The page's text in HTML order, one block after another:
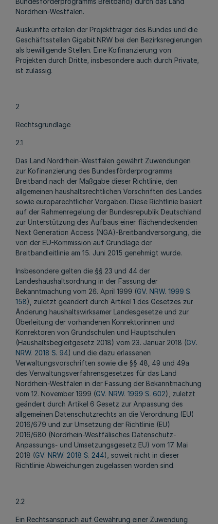
Nordrhein-Westfalen.
Auskünfte erteilen der Projektträger des Bundes und die
Geschäftsstellen Gigabit.NRW bei den Bezirksregierungen
als bewilligende Stellen. Eine Kofinanzierung von
Projekten durch Dritte, insbesondere auch durch Private,
ist zulässig.
2
Rechtsgrundlage
2.1
Das Land Nordrhein-Westfalen gewährt Zuwendungen
zur Kofinanzierung des Bundesförderprogramms
Breitband nach der Maßgabe dieser Richtlinie, den
allgemeinen haushaltsrechtlichen Vorschriften des Landes
sowie europarechtlicher Vorgaben. Diese Richtlinie basiert
auf der Rahmenregelung der Bundesrepublik Deutschland
zur Unterstützung des Aufbaus einer flächendeckenden
Next Generation Access (NGA)-Breitbandversorgung, die
von der EU-Kommission auf Grundlage der
Breitbandleitlinie am 15. Juni 2015 genehmigt wurde.
Insbesondere gelten die §§ 23 und 44 der
Landeshaushaltsordnung in der Fassung der
Bekanntmachung vom 26. April 1999 (GV. NRW. 1999 S.
158), zuletzt geändert durch Artikel 1 des Gesetzes zur
Änderung haushaltswirksamer Landesgesetze und zur
Überleitung der vorhandenen Konrektorinnen und
Konrektoren von Grundschulen und Hauptschulen
(Haushaltsbegleitgesetz 2018) vom 23. Januar 2018 (GV.
NRW. 2018 S. 94) und die dazu erlassenen
Verwaltungsvorschriften sowie die §§ 48, 49 und 49a
des Verwaltungsverfahrensgesetzes für das Land
Nordrhein-Westfalen in der Fassung der Bekanntmachung
vom 12. November 1999 (GV. NRW. 1999 S. 602), zuletzt
geändert durch Artikel 6 Gesetz zur Anpassung des
allgemeinen Datenschutzrechts an die Verordnung (EU)
2016/679 und zur Umsetzung der Richtlinie (EU)
2016/680 (Nordrhein-Westfälisches Datenschutz-
Anpassungs- und Umsetzungsgesetz EU) vom 17. Mai
2018 (GV. NRW. 2018 S. 244), soweit nicht in dieser
Richtlinie Abweichungen zugelassen worden sind.
2.2
Ein Rechtsanspruch auf Gewährung einer Zuwendung